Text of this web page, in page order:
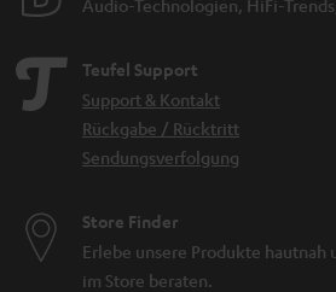
Audio-Technologien, HiFi-
Teufel Support
Support & Kontakt
Rückgabe / Rücktritt
Sendungsverfolgung
Store Finder
Erlebe unsere Produkte hautnah
im Store beraten.